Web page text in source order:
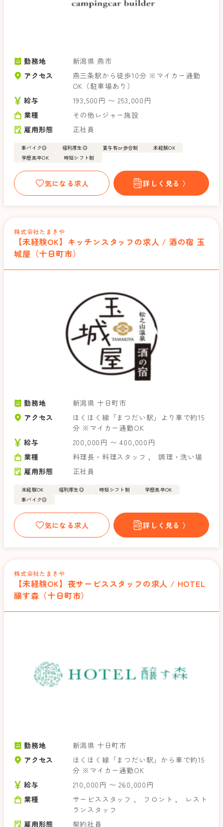
勤務地
新潟県 燕市
アクセス
燕三条駅から徒歩10分 ※マイカー通勤
OK（駐車場あり）
給与
193,500円 〜 253,000円
業種
その他レジャー施設
雇用形態
正社員
車バイク◎ 福利厚生◎ 賞与有or歩合制
未経験OK
学歴高卒OK
時短シフト制
気になる求人 詳しく見る 〉
株式会社たまきや
【未経験OK】キッチンスタッフの求人 / 酒の宿 玉
城屋（十日町市）
勤務地
新潟県 十日町市
アクセス
ほくほく線「まつだい駅」より車で約15
分 ※マイカー通勤OK
給与
200,000円 〜 400,000円
業種
料理長・料理スタッフ，
調理・洗い場
雇用形態
正社員
未経験OK 福利厚生◎ 時短シフト制
学歴高卒OK
車バイク◎
気になる求人 詳しく見る 〉
株式会社たまきや
【未経験OK】夜サービススタッフの求人 / HOTEL
醸す森（十日町市）
勤務地
新潟県 十日町市
アクセス
ほくほく線「まつだい駅」から車で約15
分 ※マイカー通勤OK
給与
210,000円 〜 260,000円
業種
サービススタッフ ， フロント，
レスト
ランスタッフ
雇用形態
契約社員